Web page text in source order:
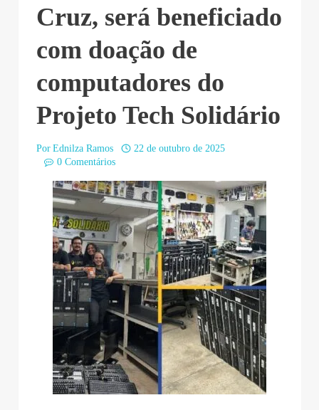
Cruz, será beneficiado
com doação de
computadores do
Projeto Tech Solidário
Por Ednilza Ramos
22 de outubro de 2025
0 Comentários